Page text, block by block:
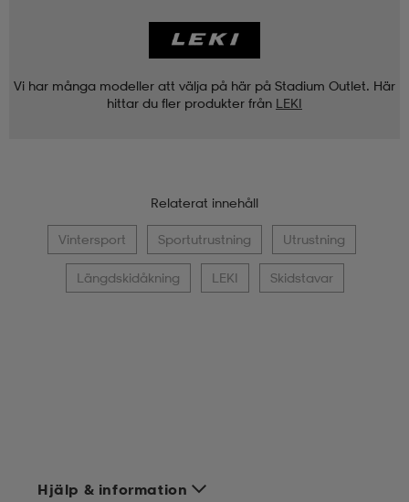
Vi har många modeller att välja på här på Stadium Outlet. Här
hittar du fler produkter från LEKI
Relaterat innehåll
Vintersport Sportutrustning Utrustning
Längdskidåkning LEKI Skidstavar
Hjälp & information